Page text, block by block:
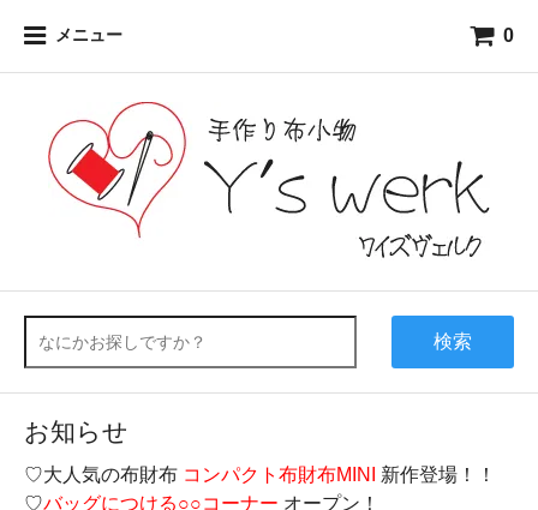
メニュー 0
検索
お知らせ
♡大人気の布財布 コンパクト布財布MINI 新作登場！！
♡バッグにつける○○コーナー オープン！